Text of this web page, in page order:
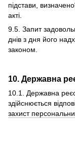
підстави,
акті.
9.5. Запит
днів з дня його
законом.
10. Державна
10.1. Державна
здійснюється
захист